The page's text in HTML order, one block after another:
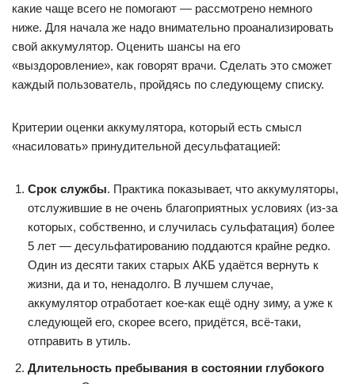
какие чаще всего не помогают — рассмотрено немного
ниже. Для начала же надо внимательно проанализировать
свой аккумулятор. Оценить шансы на его
«выздоровление», как говорят врачи. Сделать это сможет
каждый пользователь, пройдясь по следующему списку.
Критерии оценки аккумулятора, который есть смысл
«насиловать» принудительной десульфатацией:
Срок службы. Практика показывает, что аккумуляторы,
отслужившие в не очень благоприятных условиях (из-за
которых, собственно, и случилась сульфатация) более
5 лет — десульфатированию поддаются крайне редко.
Один из десяти таких старых АКБ удаётся вернуть к
жизни, да и то, ненадолго. В лучшем случае,
аккумулятор отработает кое-как ещё одну зиму, а уже к
следующей его, скорее всего, придётся, всё-таки,
отправить в утиль.
Длительность пребывания в состоянии глубокого